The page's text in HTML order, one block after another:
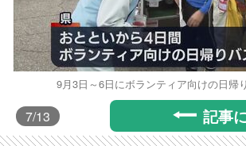
9月3日～6日にボランティア向けの日帰
7/13 記事